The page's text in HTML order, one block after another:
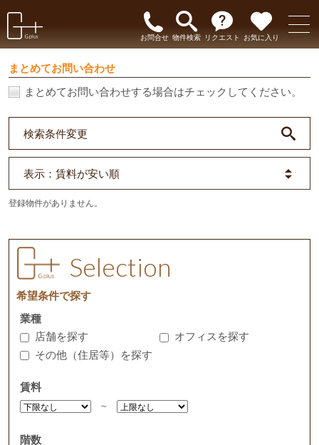
お問合せ 物件検索 リクエスト お気に入り
まとめてお問い合わせ
まとめてお問い合わせする場合はチェックしてください。
検索条件変更
表示 ：賃料が安い順
登録物件がありません。
Selection
希望条件で探す
業種
店舗を探す
オフィスを探す
その他（住居等）を探す
賃料
～
階数